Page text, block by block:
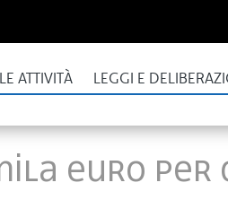
LE ATTIVITÀ LEGGI E
EURO PER